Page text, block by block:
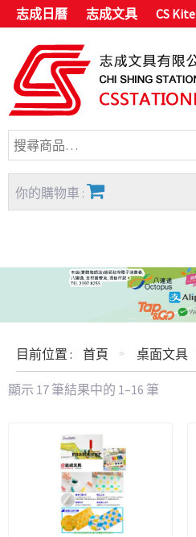
志成日曆 志成文具 CS Kite
你的購物車 :
目前位置 : 首頁 桌面文具
顯示 17 筆結果中的 1–16 筆